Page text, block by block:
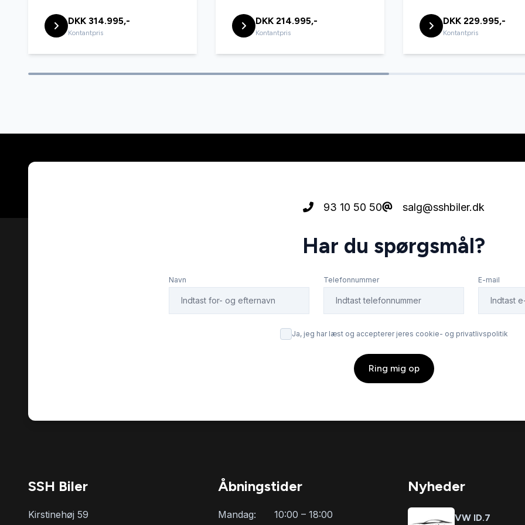
fjernlysassistent fuld LED forlygter fuldautomatisk klimaanlæg
glastag højdejusterbare forsæder
parkeringssensor (for) ratgearskifte
skiltegenkendelse
svingbart anhængertræk
DKK 314.995,-
Kontantpris
DKK 214.995,-
Kontantpris
DKK 229.995,-
Kontantpris
93 10 50 50 salg@sshbiler.dk
Har du spørgsmål?
Navn Telefonnummer E-mail
Ja, jeg har læst og accepterer jeres cookie- og privatlivspolitik
Ring mig op
SSH Biler
Kirstinehøj 59
Åbningstider
Mandag:
10:00 – 18:00
Nyheder
VW ID.7